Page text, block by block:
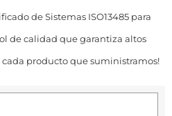
de Sistemas ISO13485 para
de calidad que garantiza altos
producto que suministramos!